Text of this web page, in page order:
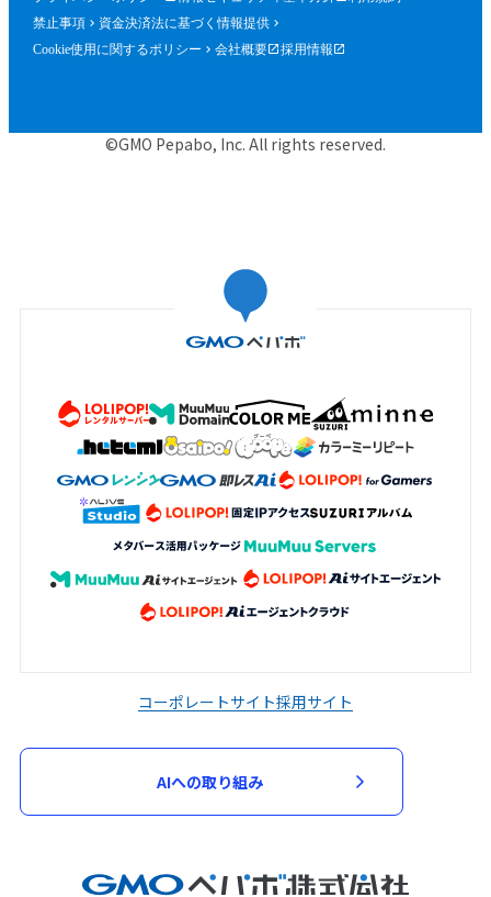
禁止事項
資金決済法に基づく情報提供
Cookie使用に関するポリシー
会社概要 採用情報
©GMO Pepabo, Inc. All rights reserved.
コーポレートサイト採用サイト
AIへの取り組み